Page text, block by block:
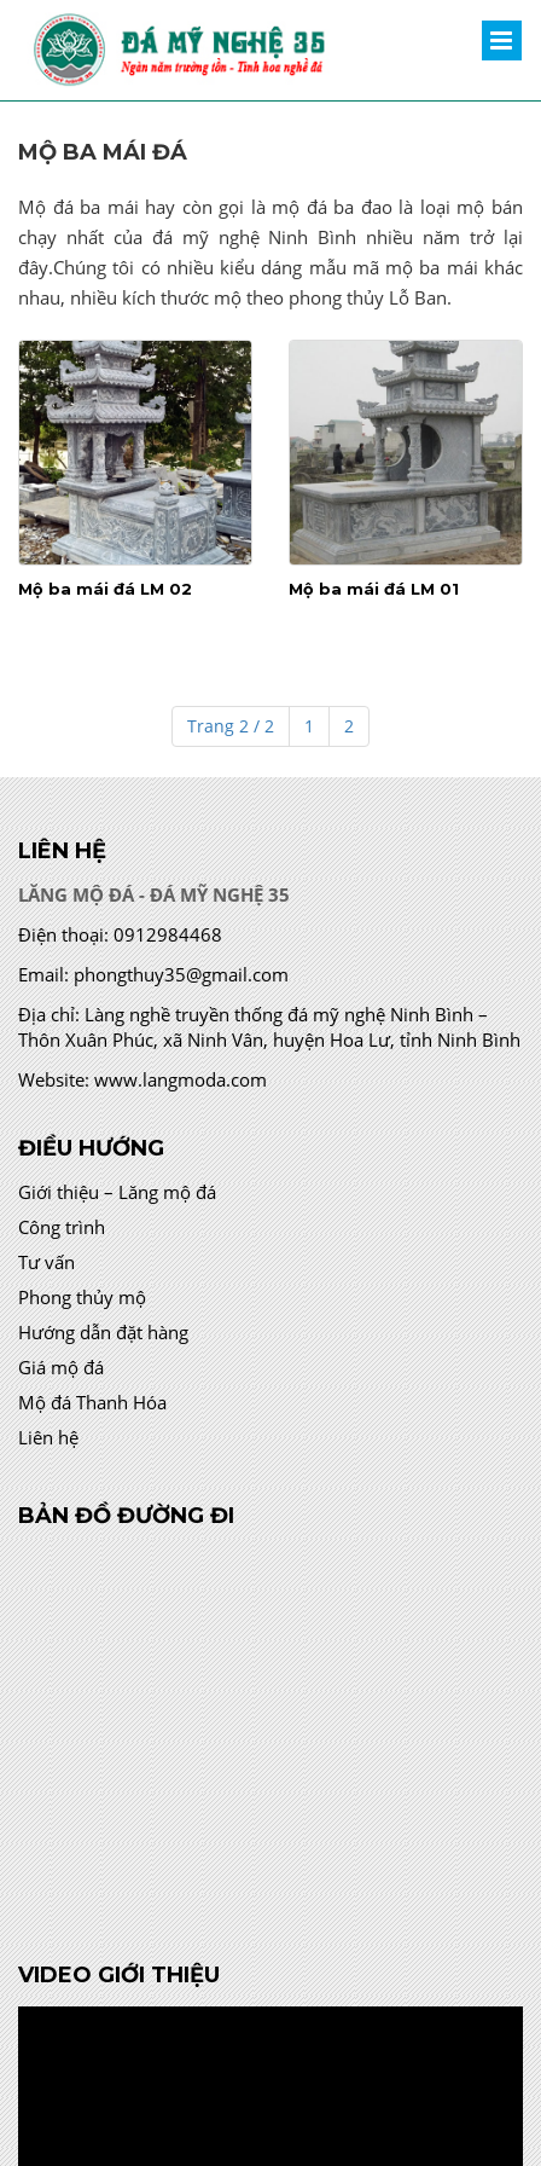
MỘ BA MÁI ĐÁ
Mộ đá ba mái hay còn gọi là mộ đá ba đao là loại mộ bán
chạy nhất của đá mỹ nghệ Ninh Bình nhiều năm trở lại
đây.Chúng tôi có nhiều kiểu dáng mẫu mã mộ ba mái khác
nhau, nhiều kích thước mộ theo phong thủy Lỗ Ban.
Mộ ba mái đá LM 02 Mộ ba mái đá LM 01
Trang 2 / 2 1 2
LIÊN HỆ
LĂNG MỘ ĐÁ - ĐÁ MỸ NGHỆ 35
Điện thoại: 0912984468
Email: phongthuy35@gmail.com
Địa chỉ:Làng nghề truyền thống đá mỹ nghệ Ninh Bình –
Thôn Xuân Phúc, xã Ninh Vân, huyện Hoa Lư, tỉnh Ninh Bình
Website: www.langmoda.com
ĐIỀU HƯỚNG
Giới thiệu – Lăng mộ đá
Công trình
Tư vấn
Phong thủy mộ
Hướng dẫn đặt hàng
Giá mộ đá
Mộ đá Thanh Hóa
Liên hệ
BẢN ĐỒ ĐƯỜNG ĐI
VIDEO GIỚI THIỆU